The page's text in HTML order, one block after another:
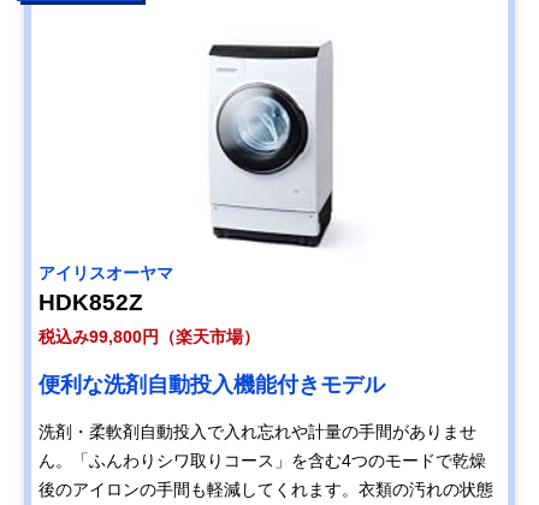
アイリスオーヤマ
HDK852Z
税込み99,800円（楽天市場）
便利な洗剤自動投入機能付きモデル
洗剤・柔軟剤自動投入で入れ忘れや計量の手間がありませ
ん。「ふんわりシワ取りコース」を含む4つのモードで乾燥
後のアイロンの手間も軽減してくれます。衣類の汚れの状態